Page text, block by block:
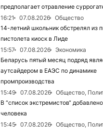
предполагает отравление
16:21
07.08.2026
Общество
14-летний школьник обстрелял из
пистолета киоск в Лиде
15:57
07.08.2026
Экономика
Беларусь пятый месяц подряд
аутсайдером в ЕАЭС по динамике
промпроизводства
15:49
07.08.2026
Общество,
В “список экстремистов“
человека
15:45
07.08.2026
Общество,